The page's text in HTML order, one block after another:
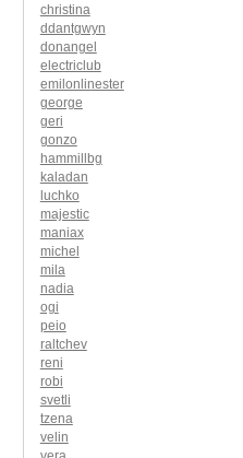
christina
ddantgwyn
donangel
electriclub
emilonlinester
george
geri
gonzo
hammillbg
kaladan
luchko
majestic
maniax
michel
mila
nadia
ogi
peio
raltchev
reni
robi
svetli
tzena
velin